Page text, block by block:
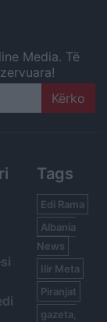
Media. Të
Tags
Edi Rama
Albania
News
Ilir Meta
Piranjat
gazeta,